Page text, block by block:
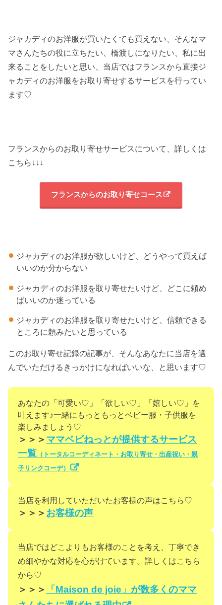
ジャカディのお洋服が買いたくても買えない、そんなマ
マさんたちの役に立ちたい、橋渡しになりたい、私に出
来ることをしたいと思い、当店ではフランスから直接ジ
ャカディのお洋服をお取り寄せするサービスを行ってい
ます♡
フランスからのお取り寄せサービスについて、詳しくは
こちら↓↓↓
フランスからのお取り寄せコース
ジャカディのお洋服が欲しいけど、どうやって買えば
いいのか分からない
ジャカディのお洋服を取り寄せたいけど、どこに頼め
ばいいのか迷っている
ジャカディのお洋服を取り寄せたいけど、信頼できる
ところに頼みたいと思っている
このお取り寄せ記録の記事が、そんなあなたに当店を選
んでいただけるきっかけになればいいな、と思います♡
あなたの「可愛い♡」「欲しい♡」「嬉しい♡」を
叶えます♪一緒にもっともっとベビー服・子供服を
楽しみましょう♡
＞＞＞ ママベビねっとが提供するサービス
一覧 （トータルコーディネート・お取り寄せ・出産祝い・親
子リンクコーデ）
当店を利用していただいたお客様の声はこちら♡
＞＞＞ お客様の声
当店ではどこよりもお客様のことを考え、丁寧でき
め細やかな対応を心がけています。詳しくはこちら
から♡
＞＞＞
「Maison de joie」が数多くのママ